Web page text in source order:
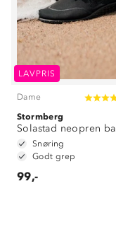
LAVPRIS
Dame
Stormberg
Solastad neopren
Snøring
Godt grep
99,-
Kundeservice
Kontakt oss
Kundeklubb
Om Stormberg
Verdigrunnlag
Klima og miljø
Dyreetikk
1% til samfunnet
Trelagsprinsippet
Alt du trenger til
Dette trenger du
Gravidklær
Få turinspirasjon